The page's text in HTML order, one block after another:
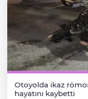
Otoyolda ikaz
hayatını kaybetti